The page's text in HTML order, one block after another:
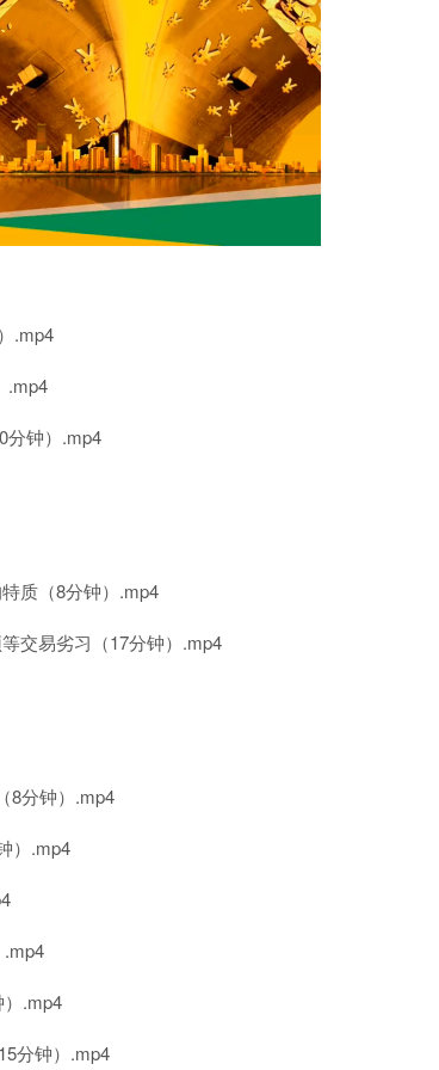
.mp4
.mp4
分钟）.mp4
质（8分钟）.mp4
交易劣习（17分钟）.mp4
8分钟）.mp4
）.mp4
.mp4
分钟）.mp4